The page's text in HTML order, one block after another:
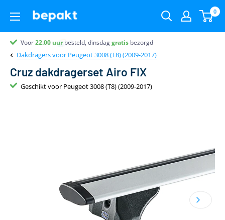
0
Voor22.00uurbesteld, dinsdaggratisbezorgd
Partner van
Partner van
Klantenbeoordeling 9.4
Dakdragers voor Peugeot 3008 (T8) (2009-2017)
Cruz dakdragerset Airo FIX
Geschikt voor Peugeot 3008 (T8) (2009-2017)